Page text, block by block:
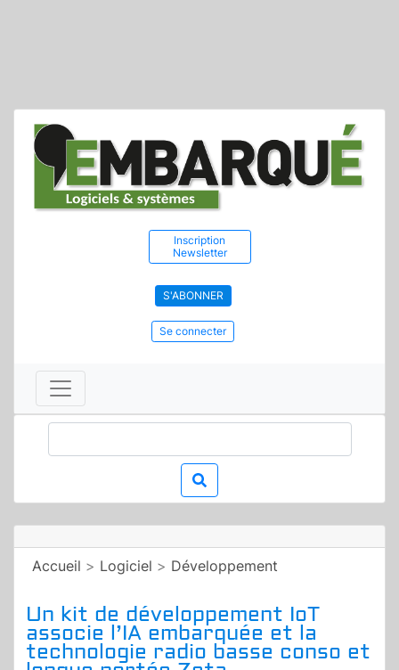
Inscription
Newsletter
S'ABONNER
Se connecter
Accueil > Logiciel > Développement
Un kit de développement IoT
associe l’IA embarquée et la
technologie radio basse conso et